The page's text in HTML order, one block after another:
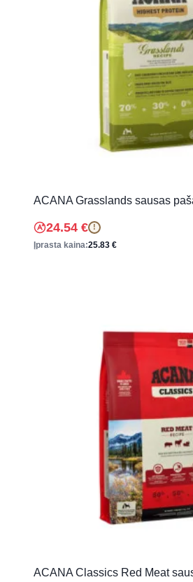
ACANA Grasslands sausas
24.54 € !
Įprasta kaina:25.83 €
ACANA Classics Red Meat